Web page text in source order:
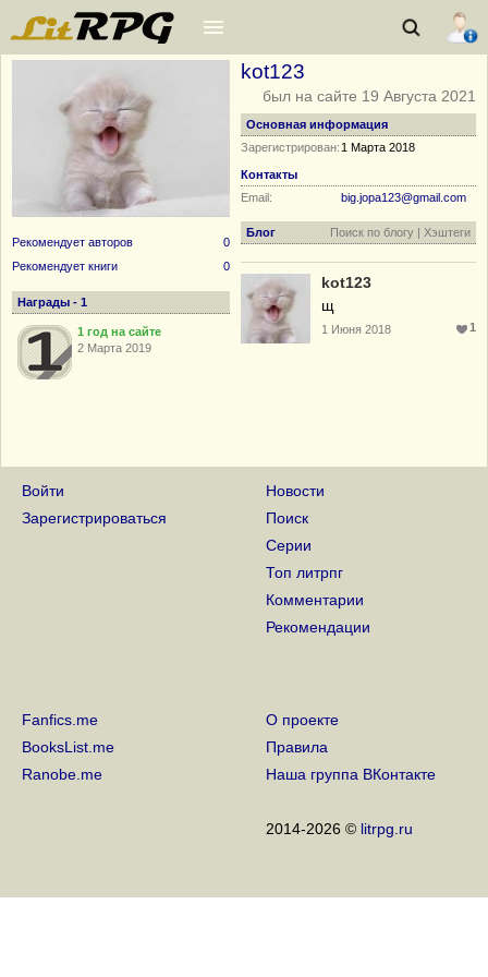
Рекомендует авторов
0
Рекомендует книги
0
Награды - 1
1 год на сайте
2 Марта 2019
kot123
был на сайте 19 Августа 2021
Основная информация
Зарегистрирован: 1 Марта 2018
Контакты
Email:
big.jopa123@gmail.com
Блог Поиск по блогу | Хэштеги
kot123
щ
1 Июня 2018 1
Войти
Зарегистрироваться
Новости
Поиск
Серии
Топ литрпг
Комментарии
Рекомендации
Fanfics.me
BooksList.me
Ranobe.me
О проекте
Правила
Наша группа ВКонтакте
2014-2026 © litrpg.ru